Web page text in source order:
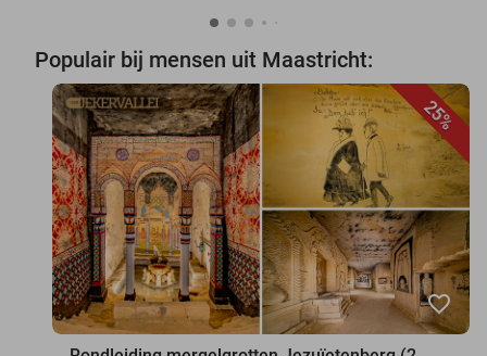
Populair bij mensen uit Maastricht:
25%
favorite_border